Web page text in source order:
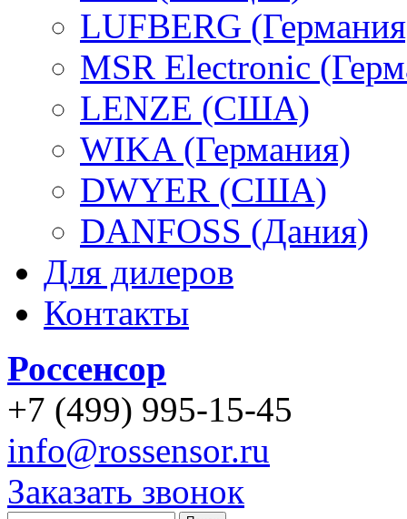
LUFBERG
MSR Electronic
LENZE (США)
WIKA (Германия)
DWYER (США)
DANFOSS (Дания)
Для дилеров
Контакты
Россенсор
+7 (499) 995-15-45
info@rossensor.ru
Заказать звонок